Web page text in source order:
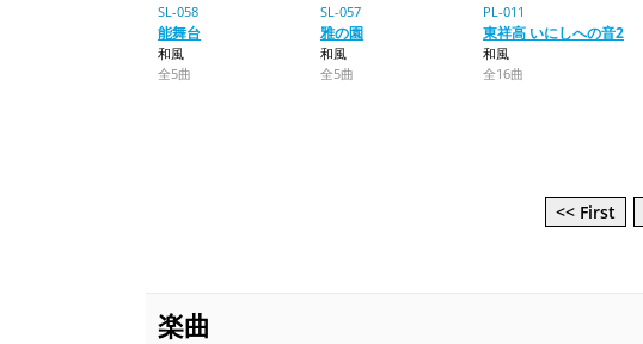
SL-058
能舞台
和風
全5曲
SL-057
雅の園
和風
全5曲
PL-011
東祥高 いにしへの音2
和風
全16曲
<< First
楽曲